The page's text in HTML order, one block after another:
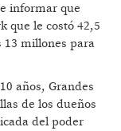
informar que
que le costó 42,5
13 millones para
años, Grandes
de los dueños
del poder